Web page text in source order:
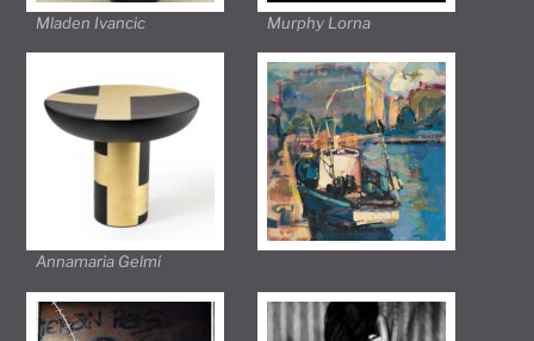
Mladen Ivancic Murphy Lorna
Annamaria Gelmi